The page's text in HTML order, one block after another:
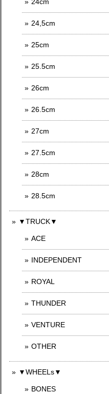
24,5cm
25cm
25.5cm
26cm
26.5cm
27cm
27.5cm
28cm
28.5cm
▼TRUCK▼
ACE
INDEPENDENT
ROYAL
THUNDER
VENTURE
OTHER
▼WHEELs▼
BONES